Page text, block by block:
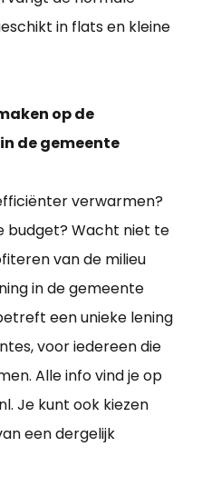
in flats en kleine
op de
de gemeente
verwarmen?
budget? Wacht niet te
van de milieu
in de gemeente
een unieke lening
voor iedereen die
Alle info vind je op
Je kunt ook kiezen
een dergelijk